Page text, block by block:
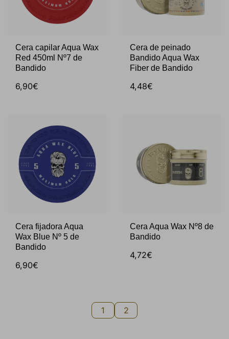
Cera capilar Aqua Wax
Red 450ml Nº7 de
Bandido
6,90€
Cera de peinado
Bandido Aqua Wax
Fiber de Bandido
4,48€
Cera fijadora Aqua
Wax Blue Nº 5 de
Bandido
6,90€
Cera Aqua Wax Nº8 de
Bandido
4,72€
1 2